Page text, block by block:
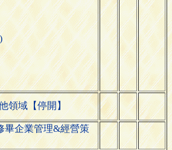
3)
領域【停開】
畢企業管理&經營策